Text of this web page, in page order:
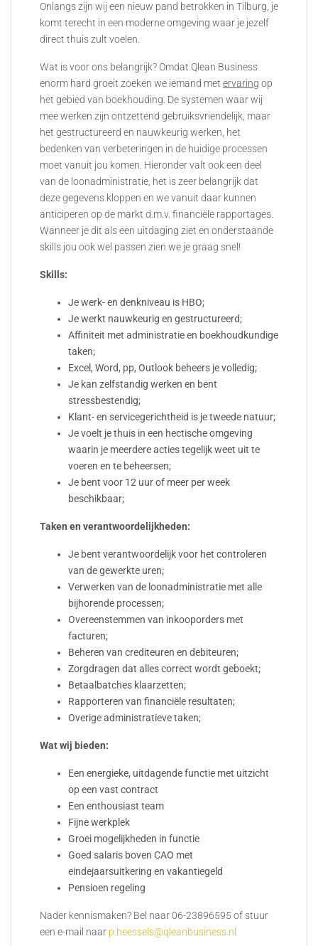
Onlangs zijn wij een nieuw pand betrokken in Tilburg, je
komt terecht in een moderne omgeving waar je jezelf
direct thuis zult voelen.
Wat is voor ons belangrijk? Omdat Qlean Business
enorm hard groeit zoeken we iemand met ervaring op
het gebied van boekhouding. De systemen waar wij
mee werken zijn ontzettend gebruiksvriendelijk, maar
het gestructureerd en nauwkeurig werken, het
bedenken van verbeteringen in de huidige processen
moet vanuit jou komen. Hieronder valt ook een deel
van de loonadministratie, het is zeer belangrijk dat
deze gegevens kloppen en we vanuit daar kunnen
anticiperen op de markt d.m.v. financiële rapportages.
Wanneer je dit als een uitdaging ziet en onderstaande
skills jou ook wel passen zien we je graag snel!
Skills:
Je werk- en denkniveau is HBO;
Je werkt nauwkeurig en gestructureerd;
Affiniteit met administratie en boekhoudkundige
taken;
Excel, Word, pp, Outlook beheers je volledig;
Je kan zelfstandig werken en bent
stressbestendig;
Klant- en servicegerichtheid is je tweede natuur;
Je voelt je thuis in een hectische omgeving
waarin je meerdere acties tegelijk weet uit te
voeren en te beheersen;
Je bent voor 12 uur of meer per week
beschikbaar;
Taken en verantwoordelijkheden:
Je bent verantwoordelijk voor het controleren
van de gewerkte uren;
Verwerken van de loonadministratie met alle
bijhorende processen;
Overeenstemmen van inkooporders met
facturen;
Beheren van crediteuren en debiteuren;
Zorgdragen dat alles correct wordt geboekt;
Betaalbatches klaarzetten;
Rapporteren van financiële resultaten;
Overige administratieve taken;
Wat wij bieden:
Een energieke, uitdagende functie met uitzicht
op een vast contract
Een enthousiast team
Fijne werkplek
Groei mogelijkheden in functie
Goed salaris boven CAO met
eindejaarsuitkering en vakantiegeld
Pensioen regeling
Nader kennismaken? Bel naar 06-23896595 of stuur
een e-mail naar p.heessels@qleanbusiness.nl